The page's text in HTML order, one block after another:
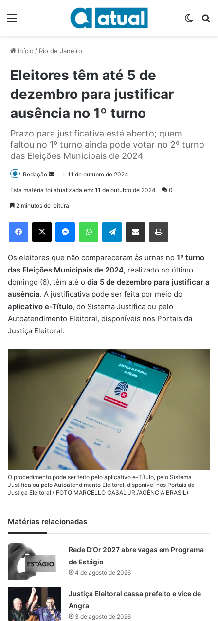
Início / Rio de Janeiro
Eleitores têm até 5 de
dezembro para justificar
ausência no 1º turno
Prazo para justificativa está aberto; quem
faltou no 1º turno ainda pode votar no 2º turno
das Eleições Municipais de 2024
Redação
d
e
m
e
-
m
a
i
11 de outubro de 2024
Esta matéria foi atualizada em: 11 de outubro de 2024 0
2 minutos de leitura
Telegram
Os eleitores que não compareceram às urnas no 1º turno
das Eleições Municipais de 2024, realizado no último
domingo (6), têm até o dia 5 de dezembro para justificar a
ausência. A justificativa pode ser feita por meio do
aplicativo e-Título, do Sistema Justifica ou pelo
Autoatendimento Eleitoral, disponíveis nos Portais da
Justiça Eleitoral.
O procedimento pode ser feito pelo aplicativo e-Título, pelo Sistema
Justifica ou pelo Autoatendimento Eleitoral, disponível nos Portais da
Justiça Eleitoral ( FOTO MARCELLO CASAL JR./AGÊNCIA BRASIL)
Matérias relacionadas
Rede D’Or 2027 abre vagas em Programa
de Estágio
4 de agosto de 2026
Justiça Eleitoral cassa prefeito e vice de
Angra
3 de agosto de 2026